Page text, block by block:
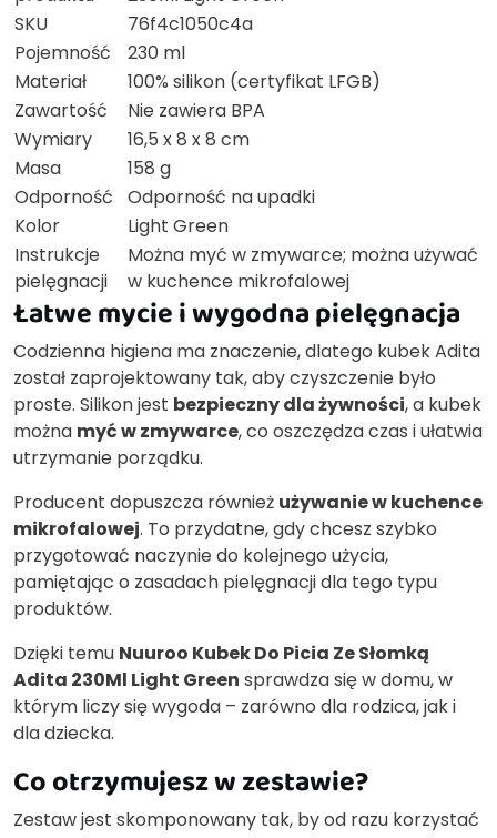
SKU
76f4c1050c4a
Pojemność
230 ml
Materiał
100% silikon (certyfikat LFGB)
Zawartość
Nie zawiera BPA
Wymiary
16,5 x 8 x 8 cm
Masa
158 g
Odporność
Odporność na upadki
Kolor
Light Green
Instrukcje
pielęgnacji
Można myć w zmywarce; można używać
w kuchence mikrofalowej
Łatwe mycie i wygodna pielęgnacja
Codzienna higiena ma znaczenie, dlatego kubek Adita
został zaprojektowany tak, aby czyszczenie było
proste. Silikon jest bezpieczny dla żywności, a kubek
można myć w zmywarce, co oszczędza czas i ułatwia
utrzymanie porządku.
Producent dopuszcza również używanie w kuchence
mikrofalowej. To przydatne, gdy chcesz szybko
przygotować naczynie do kolejnego użycia,
pamiętając o zasadach pielęgnacji dla tego typu
produktów.
Dzięki temu Nuuroo Kubek Do Picia Ze Słomką
Adita 230Ml Light Green sprawdza się w domu, w
którym liczy się wygoda – zarówno dla rodzica, jak i
dla dziecka.
Co otrzymujesz w zestawie?
Zestaw jest skomponowany tak, by od razu korzystać